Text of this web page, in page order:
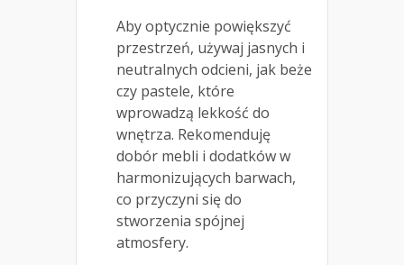
Aby optycznie powiększyć
przestrzeń, używaj jasnych i
neutralnych odcieni, jak beże
czy pastele, które
wprowadzą lekkość do
wnętrza. Rekomenduję
dobór mebli i dodatków w
harmonizujących barwach,
co przyczyni się do
stworzenia spójnej
atmosfery.